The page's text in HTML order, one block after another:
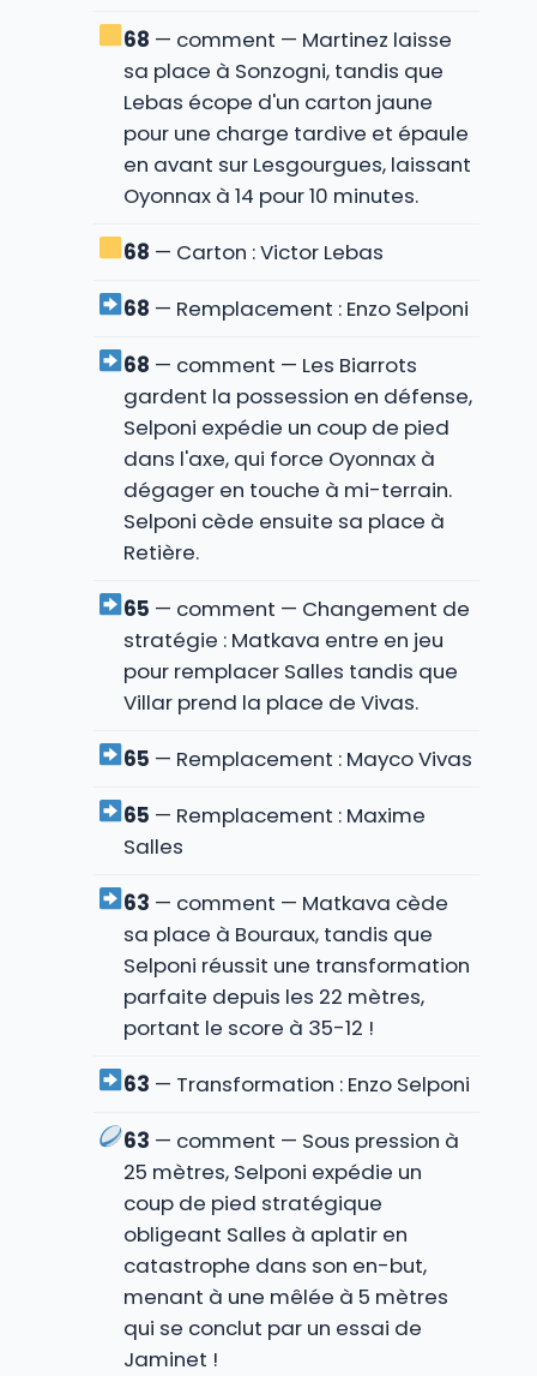
68 — comment — Martinez laisse
sa place à Sonzogni, tandis que
Lebas écope d'un carton jaune
pour une charge tardive et épaule
en avant sur Lesgourgues, laissant
Oyonnax à 14 pour 10 minutes.
68 — Carton : Victor Lebas
68 — Remplacement : Enzo Selponi
68 — comment — Les Biarrots
gardent la possession en défense,
Selponi expédie un coup de pied
dans l'axe, qui force Oyonnax à
dégager en touche à mi-terrain.
Selponi cède ensuite sa place à
Retière.
65 — comment — Changement de
stratégie : Matkava entre en jeu
pour remplacer Salles tandis que
Villar prend la place de Vivas.
65 — Remplacement : Mayco Vivas
65 — Remplacement : Maxime
Salles
63 — comment — Matkava cède
sa place à Bouraux, tandis que
Selponi réussit une transformation
parfaite depuis les 22 mètres,
portant le score à 35-12 !
63 — Transformation : Enzo Selponi
63 — comment — Sous pression à
25 mètres, Selponi expédie un
coup de pied stratégique
obligeant Salles à aplatir en
catastrophe dans son en-but,
menant à une mêlée à 5 mètres
qui se conclut par un essai de
Jaminet !